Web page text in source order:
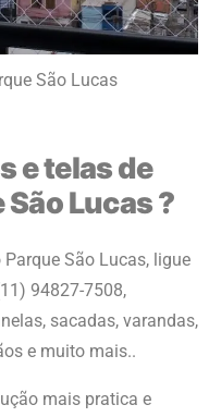
São Lucas
e telas de
Lucas ?
Parque São Lucas, ligue
94827-7508,
sacadas, varandas,
e muito mais..
mais pratica e